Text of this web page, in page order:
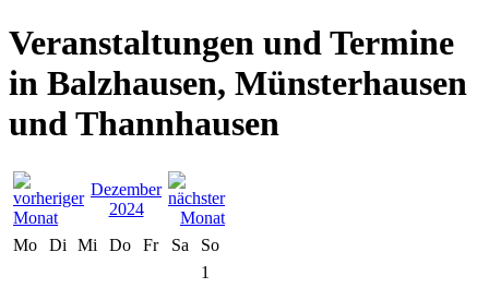
Veranstaltungen und Termine
in Balzhausen, Münsterhausen
und Thannhausen
Dezember
2024
Mo
Di Mi Do Fr Sa
So
1